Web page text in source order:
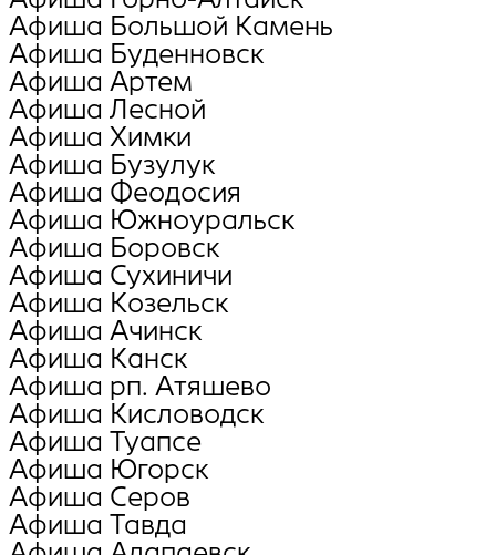
Афиша Большой Камень
Афиша Буденновск
Афиша Артем
Афиша Лесной
Афиша Химки
Афиша Бузулук
Афиша Феодосия
Афиша Южноуральск
Афиша Боровск
Афиша Сухиничи
Афиша Козельск
Афиша Ачинск
Афиша Канск
Афиша рп. Атяшево
Афиша Кисловодск
Афиша Туапсе
Афиша Югорск
Афиша Серов
Афиша Тавда